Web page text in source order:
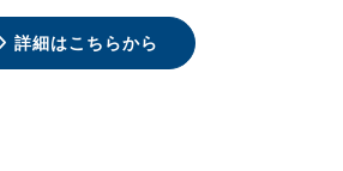
詳細はこちらから